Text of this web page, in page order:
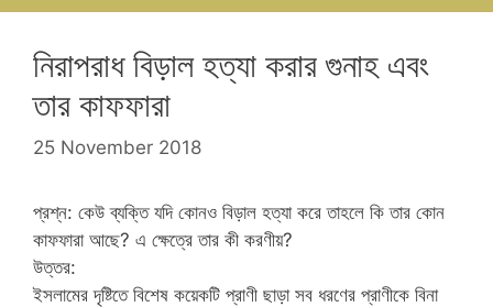
নিরাপরাধ বিড়াল হত্যা করার গুনাহ এবং
তার কাফফারা
25 November 2018
প্রশ্ন: কেউ ব্যক্তি যদি কোনও বিড়াল হত্যা করে তাহলে কি তার কোন
কাফফারা আছে? এ ক্ষেত্রে তার কী করণীয়?
উত্তর:
ইসলামের দৃষ্টিতে বিশেষ কয়েকটি প্রাণী ছাড়া সব ধরণের প্রাণীকে বিনা